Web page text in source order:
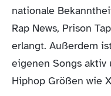
nationale
Rap News, Prison
erlangt. Außerdem
eigenen Songs aktiv
Hiphop Größen wie